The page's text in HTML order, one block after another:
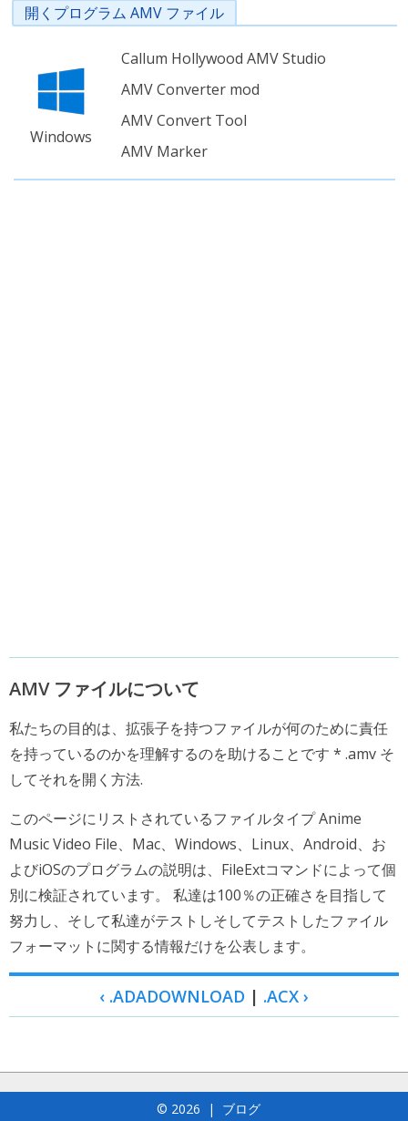
開くプログラム AMV ファイル
Windows
Callum Hollywood AMV Studio
AMV Converter mod
AMV Convert Tool
AMV Marker
AMV ファイルについて
私たちの目的は、拡張子を持つファイルが何のために責任
を持っているのかを理解するのを助けることです * .amv そ
してそれを開く方法.
このページにリストされているファイルタイプ Anime
Music Video File、Mac、Windows、Linux、Android、お
よびiOSのプログラムの説明は、FileExtコマンドによって個
別に検証されています。 私達は100％の正確さを目指して
努力し、そして私達がテストしそしてテストしたファイル
フォーマットに関する情報だけを公表します。
‹ .ADADOWNLOAD | .ACX ›
© 2026 | ブログ